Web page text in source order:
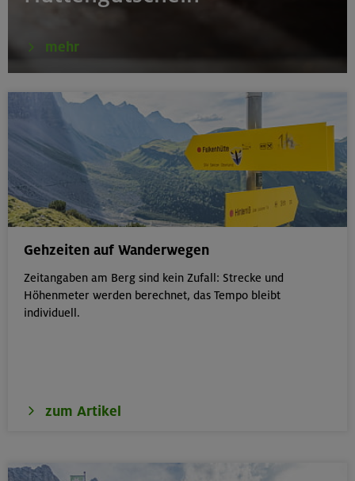
16.08.26
München
18.08.26
Klettertreff Kids in den Sommerferien für 8-12 Jährige
Gilching
18.08.26
Klettertreff Kids in den Sommerferien für 8-12 Jährige
18.08.26
mehr
Gehzeiten auf Wanderwegen
Zeitangaben am Berg sind kein Zufall: Strecke und
Höhenmeter werden berechnet, das Tempo bleibt
individuell.
zum Artikel